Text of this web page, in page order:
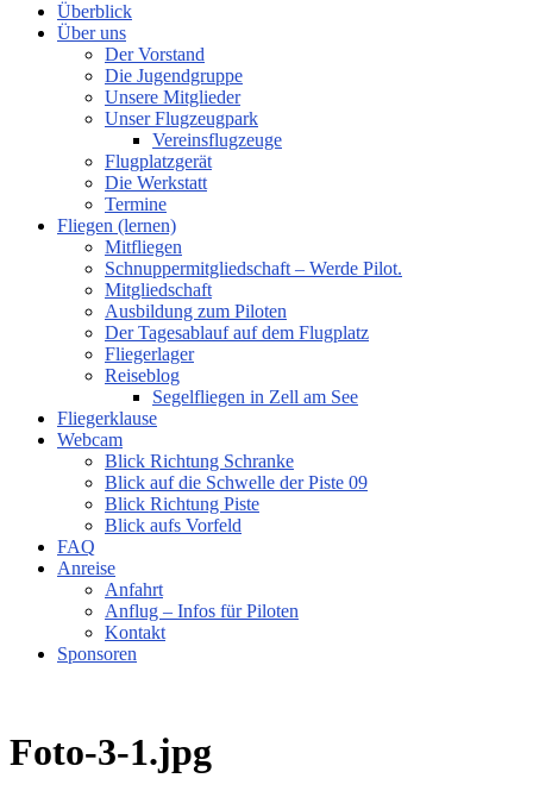
Überblick
Über uns
Der Vorstand
Die Jugendgruppe
Unsere Mitglieder
Unser Flugzeugpark
Vereinsflugzeuge
Flugplatzgerät
Die Werkstatt
Termine
Fliegen (lernen)
Mitfliegen
Schnuppermitgliedschaft – Werde Pilot.
Mitgliedschaft
Ausbildung zum Piloten
Der Tagesablauf auf dem Flugplatz
Fliegerlager
Reiseblog
Segelfliegen in Zell am See
Fliegerklause
Webcam
Blick Richtung Schranke
Blick auf die Schwelle der Piste 09
Blick Richtung Piste
Blick aufs Vorfeld
FAQ
Anreise
Anfahrt
Anflug – Infos für Piloten
Kontakt
Sponsoren
Foto-3-1.jpg